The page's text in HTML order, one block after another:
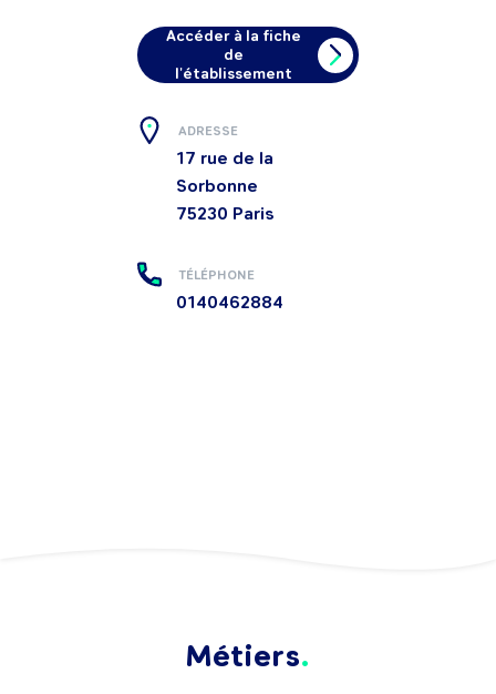
Accéder à la fiche
de
l'établissement
ADRESSE
17 rue de la
Sorbonne
75230 Paris
TÉLÉPHONE
0140462884
Métiers